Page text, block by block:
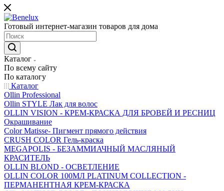
Готовый интернет-магазин товаров для дома
Каталог
По всему сайту
По каталогу
Каталог
Ollin Professional
Ollin STYLE Лак для волос
OLLIN VISION - КРЕМ-КРАСКА ДЛЯ БРОВЕЙ И РЕСНИЦ
Окрашивание
Color Matisse- Пигмент прямого действия
CRUSH COLOR Гель-краска
MEGAPOLIS - БЕЗАММИАЧНЫЙ МАСЛЯНЫЙ
КРАСИТЕЛЬ
OLLIN BLOND - ОСВЕТЛЕНИЕ
OLLIN COLOR 100МЛ PLATINUM COLLECTION -
ПЕРМАНЕНТНАЯ КРЕМ-КРАСКА